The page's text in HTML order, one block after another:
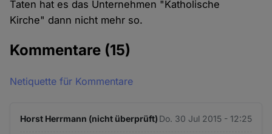
Taten hat es das Unternehmen "Katholische
Kirche" dann nicht mehr so.
Kommentare (15)
Netiquette für Kommentare
Horst Herrmann (nicht überprüft) Do. 30 Jul 2015 - 12:25